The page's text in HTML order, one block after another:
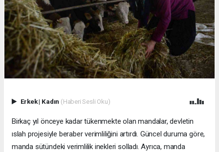
Erkek| Kadın (Haberi Sesli Oku)
Birkaç yıl önceye kadar tükenmekte olan mandalar, devletin
ıslah projesiyle beraber verimliliğini artırdı. Güncel duruma göre,
manda sütündeki verimlilik inekleri solladı. Ayrıca, manda